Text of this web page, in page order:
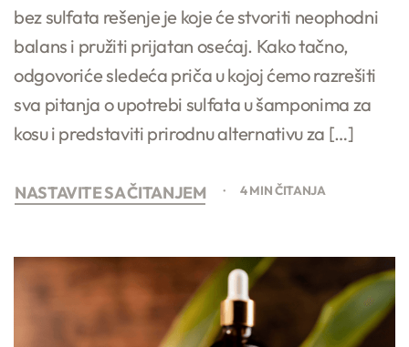
bez sulfata rešenje je koje će stvoriti neophodni
balans i pružiti prijatan osećaj. Kako tačno,
odgovoriće sledeća priča u kojoj ćemo razrešiti
sva pitanja o upotrebi sulfata u šamponima za
kosu i predstaviti prirodnu alternativu za […]
NASTAVITE SA ČITANJEM 4 MIN ČITANJA